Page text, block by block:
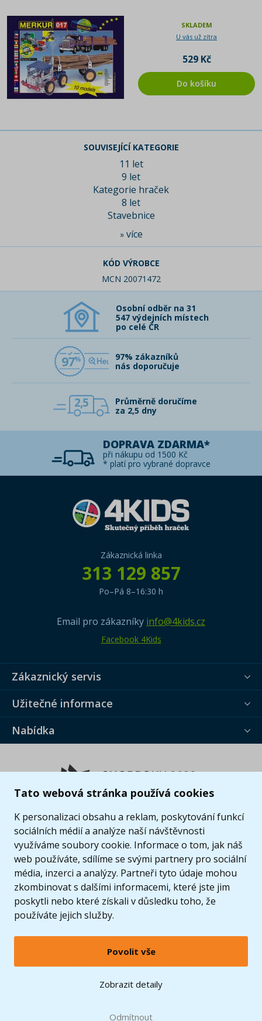
Tato webová stránka používá cookies
K personalizaci obsahu a reklam, poskytování funkcí
sociálních médií a analýze naší návštěvnosti
využíváme soubory cookie. Informace o tom, jak náš
web používáte, sdílíme se svými partnery pro sociální
média, inzerci a analýzy. Partneři tyto údaje mohou
zkombinovat s dalšími informacemi, které jste jim
poskytli nebo které získali v důsledku toho, že
používáte jejich služby.
Povolit vše
Zobrazit detaily
Odmítnout
SKLADEM
U vás už zítra
529 Kč
Do košíku
SOUVISEJÍCÍ KATEGORIE
11 let
9 let
Kategorie hraček
8 let
Stavebnice
» více
KÓD VÝROBCE
MCN 20071472
Osobní odběr na 31
547 výdejních místech
po celé ČR
97
97% zákazníků
nás doporučuje
2,5
Průměrně doručíme
za 2,5 dny
DOPRAVA ZDARMA*
při nákupu od 1500 Kč
* platí pro vybrané dopravce
Zákaznická linka
313 129 857
Po–Pá 8–16:30 h
Email pro zákazníky info@4kids.cz
Facebook 4Kids
Zákaznický servis
Užitečné informace
Nabídka
© 2005 - 2026 Copyright 4kids.cz
LEGO, logo LEGO a minifigurka jsou ochrannými známkami společnosti LEGO Group. ©
2024 The LEGO Group.
Zobrazit verzi pro desktop
při nákupu od